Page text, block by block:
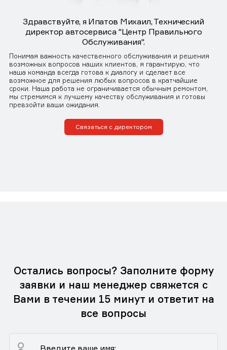
Здравствуйте, я Ипатов Михаил, Технический
директор автосервиса "Центр Правильного
Обслуживания".
Понимая важность качественного обслуживания и решения
возможных вопросов наших клиентов, я гарантирую, что
наша команда всегда готова к диалогу и сделает все
возможное для решения любых вопросов в кратчайшие
сроки. Наша работа не ограничивается обычным ремонтом,
мы стремимся к лучшему качеству обслуживания и готовы
превзойти ваши ожидания.
Связаться с директором
Остались вопросы? Заполните форму
заявки и наш менеджер свяжется с
Вами в течении 15 минут и ответит на
все вопросы